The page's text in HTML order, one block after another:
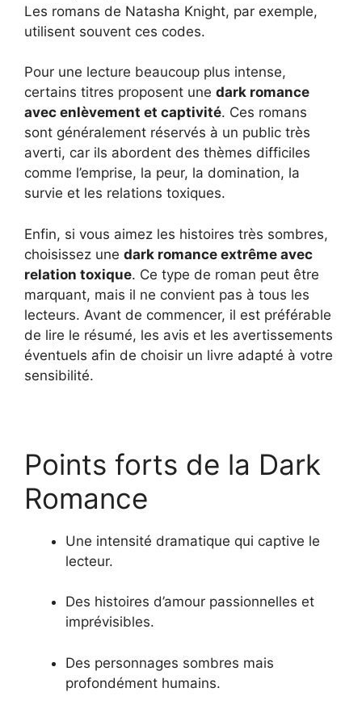
Les romans de Natasha Knight, par exemple,
utilisent souvent ces codes.
Pour une lecture beaucoup plus intense,
certains titres proposent une dark romance
avec enlèvement et captivité. Ces romans
sont généralement réservés à un public très
averti, car ils abordent des thèmes difficiles
comme l’emprise, la peur, la domination, la
survie et les relations toxiques.
Enfin, si vous aimez les histoires très sombres,
choisissez une dark romance extrême avec
relation toxique. Ce type de roman peut être
marquant, mais il ne convient pas à tous les
lecteurs. Avant de commencer, il est préférable
de lire le résumé, les avis et les avertissements
éventuels afin de choisir un livre adapté à votre
sensibilité.
Points forts de la Dark
Romance
Une intensité dramatique qui captive le
lecteur.
Des histoires d’amour passionnelles et
imprévisibles.
Des personnages sombres mais
profondément humains.